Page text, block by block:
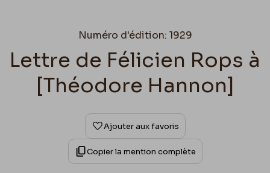
Numéro d'édition: 1929
Lettre de Félicien Rops à
[Théodore Hannon]
Ajouter aux favoris
Copier la mention complète